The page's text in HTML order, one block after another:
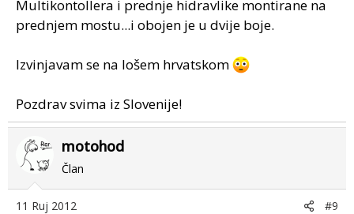
Multikontollera i prednje hidravlike montirane na
prednjem mostu...i obojen je u dvije boje.
Izvinjavam se na lošem hrvatskom
Pozdrav svima iz Slovenije!
motohod
Član
11 Ruj 2012 #9